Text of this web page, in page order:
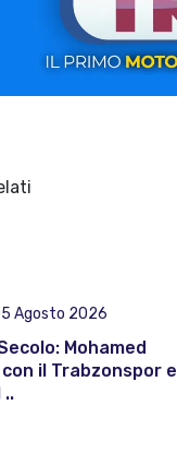
Agosto 2026
Mohamed
il Trabzonspor e
..